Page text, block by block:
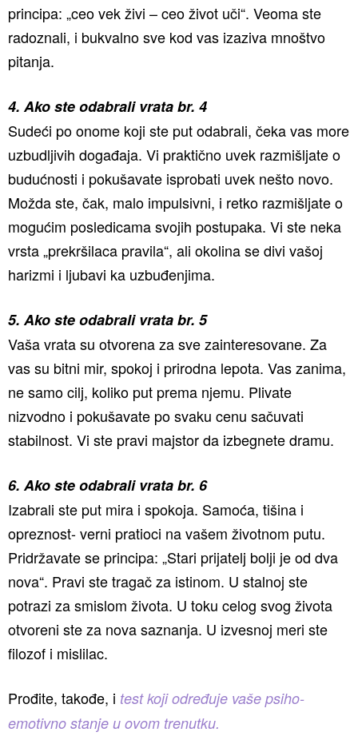
principa: „ceo vek živi – ceo život uči“. Veoma ste
radoznali, i bukvalno sve kod vas izaziva mnoštvo
pitanja.
4. Ako ste odabrali vrata br. 4
Sudeći po onome koji ste put odabrali, čeka vas more
uzbudljivih događaja. Vi praktično uvek razmišljate o
budućnosti i pokušavate isprobati uvek nešto novo.
Možda ste, čak, malo impulsivni, i retko razmišljate o
mogućim posledicama svojih postupaka. Vi ste neka
vrsta „prekršilaca pravila“, ali okolina se divi vašoj
harizmi i ljubavi ka uzbuđenjima.
5. Ako ste odabrali vrata br. 5
Vaša vrata su otvorena za sve zainteresovane. Za
vas su bitni mir, spokoj i prirodna lepota. Vas zanima,
ne samo cilj, koliko put prema njemu. Plivate
nizvodno i pokušavate po svaku cenu sačuvati
stabilnost. Vi ste pravi majstor da izbegnete dramu.
6. Ako ste odabrali vrata br. 6
Izabrali ste put mira i spokoja. Samoća, tišina i
opreznost- verni pratioci na vašem životnom putu.
Pridržavate se principa: „Stari prijatelj bolji je od dva
nova“. Pravi ste tragač za istinom. U stalnoj ste
potrazi za smislom života. U toku celog svog života
otvoreni ste za nova saznanja. U izvesnoj meri ste
filozof i mislilac.
Prođite, takođe, i test koji određuje vaše psiho-
emotivno stanje u ovom trenutku.